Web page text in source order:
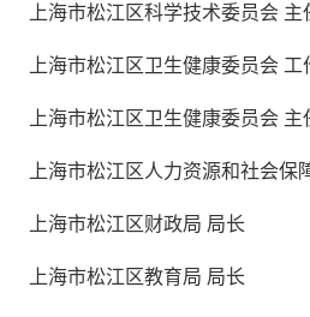
上海市松江区科学技术委员会 主
上海市松江区卫生健康委员会
上海市松江区卫生健康委员会 主
上海市松江区人力资源和社会保
上海市松江区财政局 局长
上海市松江区教育局 局长